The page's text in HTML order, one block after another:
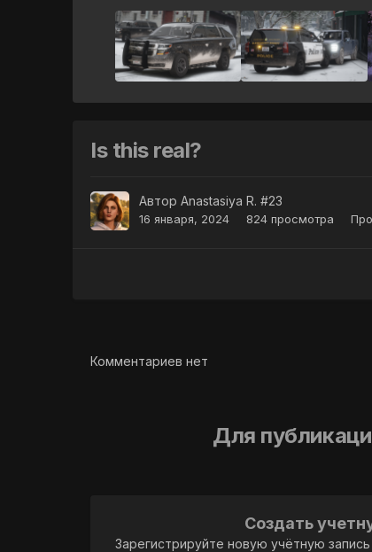
Is this real?
АвторAnastasiya R. #23
16 января, 2024 824 просмотра
Комментариев нет
Для
Создать
Зарегистрируйте новую учётную